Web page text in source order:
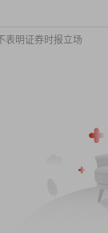
表明证券时报立场